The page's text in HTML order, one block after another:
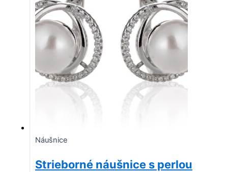
Náušnice
Strieborné náušnice s perlou